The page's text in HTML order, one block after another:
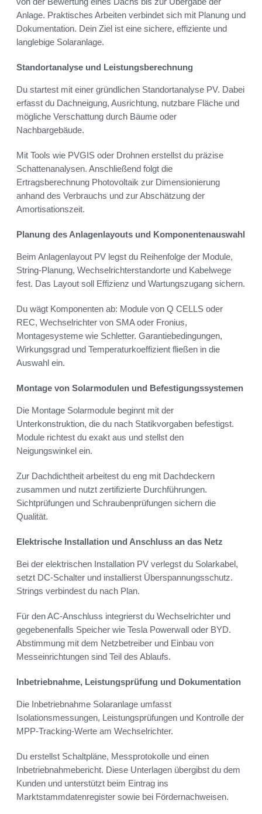
Anlage. Praktisches Arbeiten verbindet sich mit Planung und
Dokumentation. Dein Ziel ist eine sichere, effiziente und
langlebige Solaranlage.
Standortanalyse und Leistungsberechnung
Du startest mit einer gründlichen Standortanalyse PV. Dabei
erfasst du Dachneigung, Ausrichtung, nutzbare Fläche und
mögliche Verschattung durch Bäume oder
Nachbargebäude.
Mit Tools wie PVGIS oder Drohnen erstellst du präzise
Schattenanalysen. Anschließend folgt die
Ertragsberechnung Photovoltaik zur Dimensionierung
anhand des Verbrauchs und zur Abschätzung der
Amortisationszeit.
Planung des Anlagenlayouts und Komponentenauswahl
Beim Anlagenlayout PV legst du Reihenfolge der Module,
String-Planung, Wechselrichterstandorte und Kabelwege
fest. Das Layout soll Effizienz und Wartungszugang sichern.
Du wägt Komponenten ab: Module von Q CELLS oder
REC, Wechselrichter von SMA oder Fronius,
Montagesysteme wie Schletter. Garantiebedingungen,
Wirkungsgrad und Temperaturkoeffizient fließen in die
Auswahl ein.
Montage von Solarmodulen und Befestigungssystemen
Die Montage Solarmodule beginnt mit der
Unterkonstruktion, die du nach Statikvorgaben befestigst.
Module richtest du exakt aus und stellst den
Neigungswinkel ein.
Zur Dachdichtheit arbeitest du eng mit Dachdeckern
zusammen und nutzt zertifizierte Durchführungen.
Sichtprüfungen und Schraubenprüfungen sichern die
Qualität.
Elektrische Installation und Anschluss an das Netz
Bei der elektrischen Installation PV verlegst du Solarkabel,
setzt DC-Schalter und installierst Überspannungsschutz.
Strings verbindest du nach Plan.
Für den AC-Anschluss integrierst du Wechselrichter und
gegebenenfalls Speicher wie Tesla Powerwall oder BYD.
Abstimmung mit dem Netzbetreiber und Einbau von
Messeinrichtungen sind Teil des Ablaufs.
Inbetriebnahme, Leistungsprüfung und Dokumentation
Die Inbetriebnahme Solaranlage umfasst
Isolationsmessungen, Leistungsprüfungen und Kontrolle der
MPP-Tracking-Werte am Wechselrichter.
Du erstellst Schaltpläne, Messprotokolle und einen
Inbetriebnahmebericht. Diese Unterlagen übergibst du dem
Kunden und unterstützt beim Eintrag ins
Marktstammdatenregister sowie bei Fördernachweisen.